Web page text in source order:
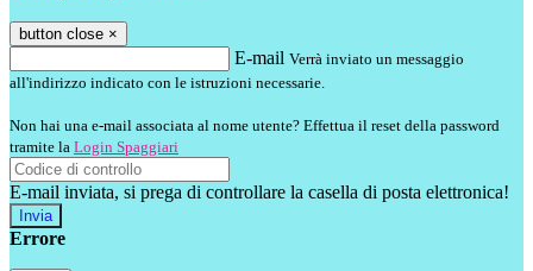
button close ×
E-mail Verrà inviato un messaggio
all'indirizzo indicato con le istruzioni necessarie.
Non hai una e-mail associata al nome utente? Effettua il reset della password
tramite la Login Spaggiari
E-mail inviata, si prega di controllare la casella di posta elettronica!
Errore